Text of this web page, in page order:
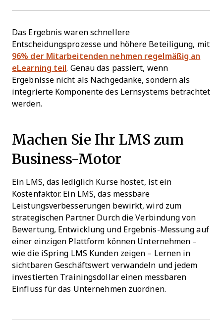
Das Ergebnis waren schnellere
Entscheidungsprozesse und höhere Beteiligung, mit
96% der Mitarbeitenden nehmen regelmäßig an
eLearning teil. Genau das passiert, wenn
Ergebnisse nicht als Nachgedanke, sondern als
integrierte Komponente des Lernsystems betrachtet
werden.
Machen Sie Ihr LMS zum
Business-Motor
Ein LMS, das lediglich Kurse hostet, ist ein
Kostenfaktor. Ein LMS, das messbare
Leistungsverbesserungen bewirkt, wird zum
strategischen Partner. Durch die Verbindung von
Bewertung, Entwicklung und Ergebnis-Messung auf
einer einzigen Plattform können Unternehmen –
wie die iSpring LMS Kunden zeigen – Lernen in
sichtbaren Geschäftswert verwandeln und jedem
investierten Trainingsdollar einen messbaren
Einfluss für das Unternehmen zuordnen.